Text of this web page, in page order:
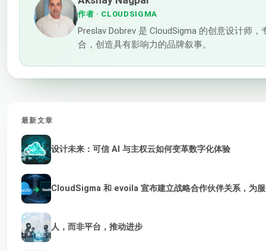
作者 · CLOUDSIGMA
Preslav Dobrev 是 CloudSigma 的创意设计师
合，创造具有影响力的品牌叙事。
最新文章
设计未来：可信 AI 与主权云如何变革数字化体验
CloudSigma 和 evoila 宣布建立战略合作伙伴关系，为
人，而非平台，推动进步